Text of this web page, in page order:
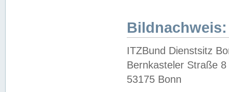
Bildnachweis:
ITZBund Dienstsitz
Bernkasteler Straße 8
53175 Bonn